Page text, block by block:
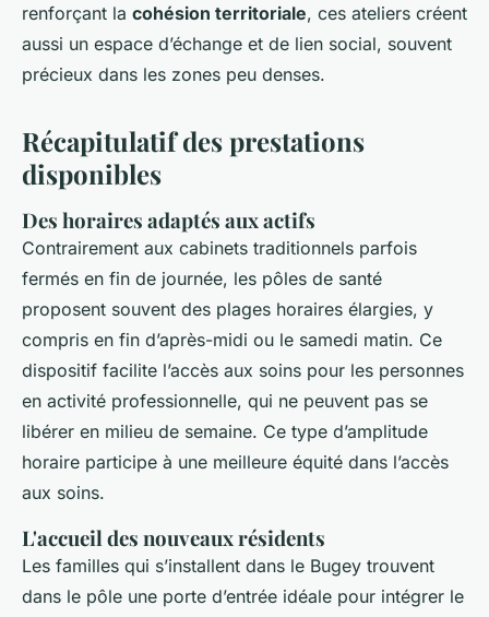
renforçant la cohésion territoriale, ces ateliers créent
aussi un espace d’échange et de lien social, souvent
précieux dans les zones peu denses.
Récapitulatif des prestations
disponibles
Des horaires adaptés aux actifs
Contrairement aux cabinets traditionnels parfois
fermés en fin de journée, les pôles de santé
proposent souvent des plages horaires élargies, y
compris en fin d’après-midi ou le samedi matin. Ce
dispositif facilite l’accès aux soins pour les personnes
en activité professionnelle, qui ne peuvent pas se
libérer en milieu de semaine. Ce type d’amplitude
horaire participe à une meilleure équité dans l’accès
aux soins.
L'accueil des nouveaux résidents
Les familles qui s’installent dans le Bugey trouvent
dans le pôle une porte d’entrée idéale pour intégrer le